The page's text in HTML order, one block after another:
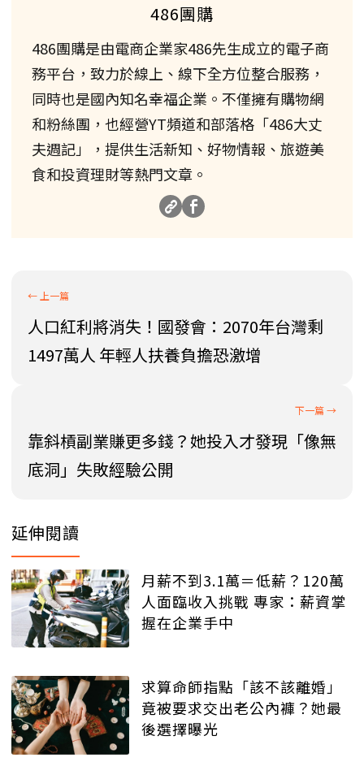
486團購
486團購是由電商企業家486先生成立的電子商
務平台，致力於線上、線下全方位整合服務，
同時也是國內知名幸福企業。不僅擁有購物網
和粉絲團，也經營YT頻道和部落格「486大丈
夫週記」，提供生活新知、好物情報、旅遊美
食和投資理財等熱門文章。
人口紅利將消失！國發會：2070年台灣剩
1497萬人 年輕人扶養負擔恐激增
靠斜槓副業賺更多錢？她投入才發現「像無
底洞」失敗經驗公開
延伸閱讀
月薪不到3.1萬＝低薪？120萬
人面臨收入挑戰 專家：薪資掌
握在企業手中
求算命師指點「該不該離婚」
竟被要求交出老公內褲？她最
後選擇曝光